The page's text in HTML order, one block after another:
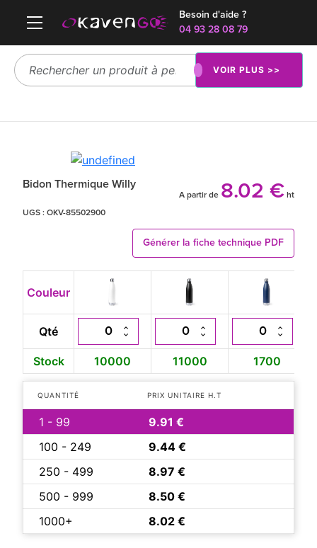
Besoin d'aide ?
04 93 28 08 79
VOIR PLUS >>
Bidon Thermique Willy
A partir de 8.02 € ht
UGS : OKV-85502900
Générer la fiche technique PDF
Couleur
Qté
Stock 10000 11000 1700
QUANTITÉ PRIX UNITAIRE H.T
1 - 99
9.91 €
100 - 249
9.44 €
250 - 499
8.97 €
500 - 999
8.50 €
1000+
8.02 €